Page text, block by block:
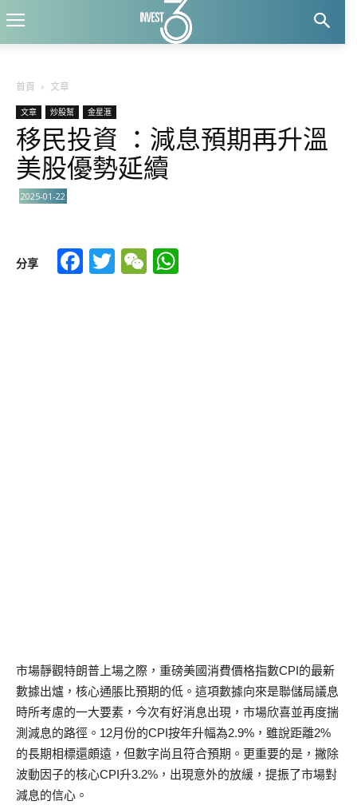
首頁 文章
文章 炒股幫 金星滙
移民投資 ：減息預期再升溫
美股優勢延續
2025-01-22
分享 Facebook
TwitterWeChat
市場靜觀特朗普上場之際，重磅美國消費價格指數CPI的最新
數據出爐，核心通脹比預期的低。這項數據向來是聯儲局議息
時所考慮的一大要素，今次有好消息出現，市場欣喜並再度揣
測減息的路徑。12月份的CPI按年升幅為2.9%，雖說距離2%
的長期相標還頗遠，但數字尚且符合預期。更重要的是，撇除
波動因子的核心CPI升3.2%，出現意外的放緩，提振了市場對
減息的信心。